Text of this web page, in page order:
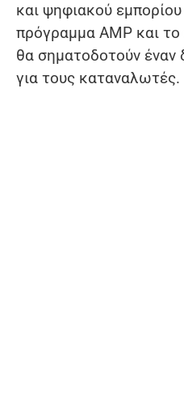
και ψηφιακού
πρόγραμμα AMP και
θα σηματοδοτούν έναν
για τους καταναλωτές.